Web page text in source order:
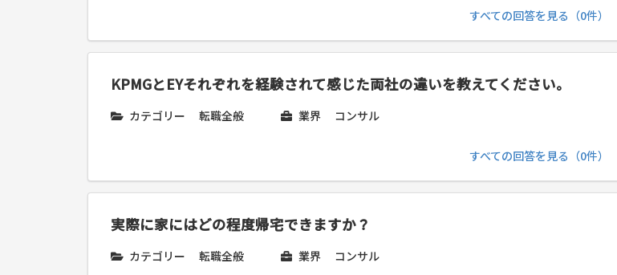
すべての回答を見る（0件）
KPMGとEYそれぞれを経験されて感じた両社の違いを教えてください。
カテゴリー 転職全般 業界 コンサル
すべての回答を見る（0件）
実際に家にはどの程度帰宅できますか？
カテゴリー 転職全般 業界 コンサル